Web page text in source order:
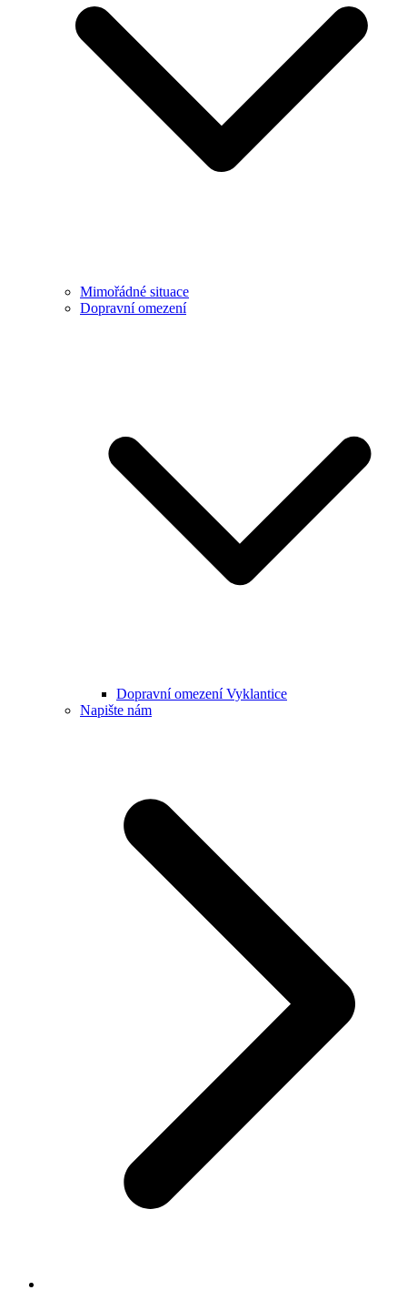
Mimořádné situace
Dopravní omezení
Dopravní omezení Vyklantice
Napište nám